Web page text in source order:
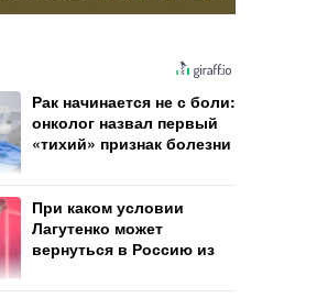
Рак начинается не с боли:
онколог назвал первый
«тихий» признак болезни
При каком условии
Лагутенко может
вернуться в Россию из